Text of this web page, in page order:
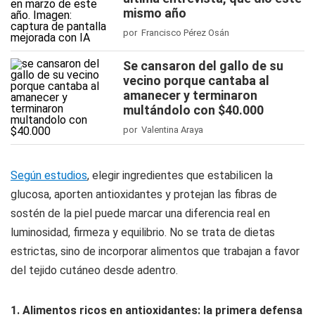
mismo año
por Francisco Pérez Osán
Se cansaron del gallo de su
vecino porque cantaba al
amanecer y terminaron
multándolo con $40.000
por Valentina Araya
Según estudios, elegir ingredientes que estabilicen la
glucosa, aporten antioxidantes y protejan las fibras de
sostén de la piel puede marcar una diferencia real en
luminosidad, firmeza y equilibrio. No se trata de dietas
estrictas, sino de incorporar alimentos que trabajan a favor
del tejido cutáneo desde adentro.
1. Alimentos ricos en antioxidantes: la primera defensa